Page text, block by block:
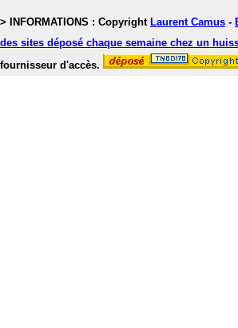
> INFORMATIONS : Copyright Laurent Camus -
des sites déposé chaque semaine chez un
fournisseur d'accès.